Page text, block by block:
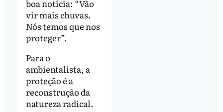
boa notícia: “Vão
vir mais chuvas.
Nós temos que nos
proteger”.
Para o
ambientalista, a
proteção é a
reconstrução da
natureza radical.